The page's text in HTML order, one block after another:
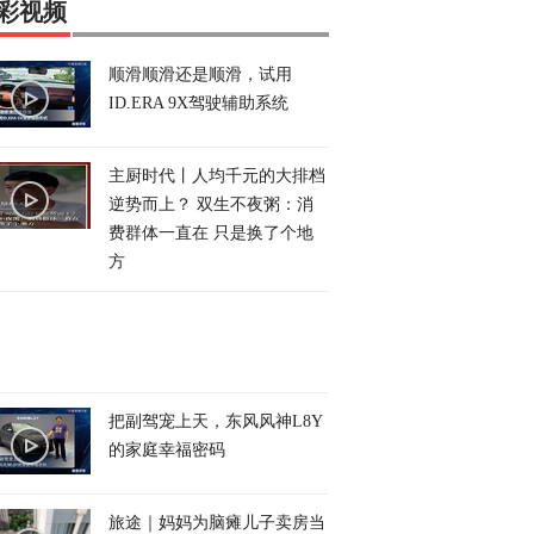
视频
顺滑顺滑还是顺滑，试用
ID.ERA 9X驾驶辅助系统
主厨时代丨人均千元的大排档
逆势而上？ 双生不夜粥：消
费群体一直在 只是换了个地
方
把副驾宠上天，东风风神L8Y
的家庭幸福密码
旅途｜妈妈为脑瘫儿子卖房当